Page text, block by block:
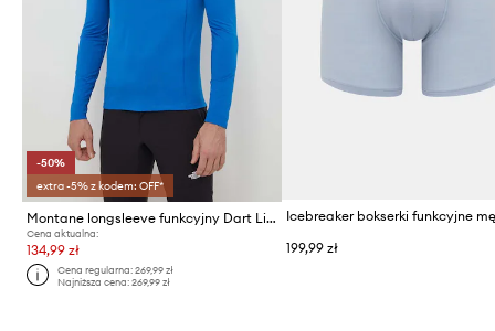
-50%
extra -5% z kodem: OFF*
Montane longsleeve funkcyjny Dart Lite
Cena aktualna:
134,99 zł
Cena regularna:269,99 zł
Najniższa cena:269,99 zł
199,99 zł